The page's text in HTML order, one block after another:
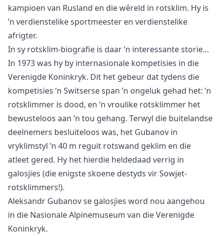
kampioen van Rusland en die wêreld in rotsklim. Hy is
’n verdienstelike sportmeester en verdienstelike
afrigter.
In sy rotsklim-biografie is daar ’n interessante storie…
In 1973 was hy by internasionale kompetisies in die
Verenigde Koninkryk. Dit het gebeur dat tydens die
kompetisies ’n Switserse span ’n ongeluk gehad het: ’n
rotsklimmer is dood, en ’n vroulike rotsklimmer het
bewusteloos aan ’n tou gehang. Terwyl die buitelandse
deelnemers besluiteloos was, het Gubanov in
vryklimstyl ’n 40 m reguit rotswand geklim en die
atleet gered. Hy het hierdie heldedaad verrig in
galosjies (die enigste skoene destyds vir Sowjet-
rotsklimmers!).
Aleksandr Gubanov se galosjies word nou aangehou
in die Nasionale Alpinemuseum van die Verenigde
Koninkryk.